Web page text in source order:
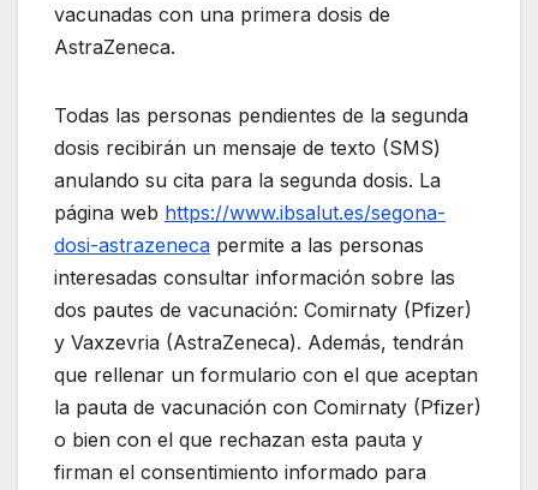
vacunadas con una primera dosis de
AstraZeneca.
Todas las personas pendientes de la segunda
dosis recibirán un mensaje de texto (SMS)
anulando su cita para la segunda dosis. La
página web https://www.ibsalut.es/segona-
dosi-astrazeneca permite a las personas
interesadas consultar información sobre las
dos pautes de vacunación: Comirnaty (Pfizer)
y Vaxzevria (AstraZeneca). Además, tendrán
que rellenar un formulario con el que aceptan
la pauta de vacunación con Comirnaty (Pfizer)
o bien con el que rechazan esta pauta y
firman el consentimiento informado para